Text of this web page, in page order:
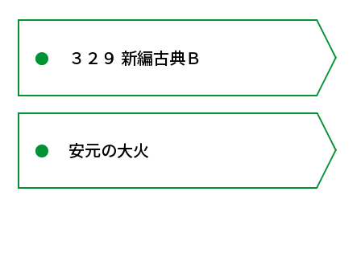
３２９ 新編古典Ｂ
安元の大火